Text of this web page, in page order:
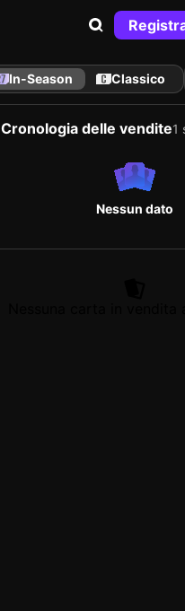
In-Season Classico
Cronologia delle vendite1
Nessun dato